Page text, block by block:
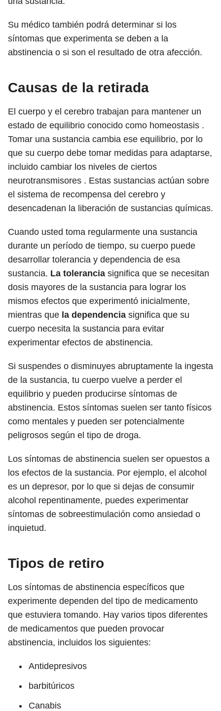
Su médico también podrá determinar si los
síntomas que experimenta se deben a la
abstinencia o si son el resultado de otra afección.
Causas de la retirada
El cuerpo y el cerebro trabajan para mantener un
estado de equilibrio conocido como homeostasis .
Tomar una sustancia cambia ese equilibrio, por lo
que su cuerpo debe tomar medidas para adaptarse,
incluido cambiar los niveles de ciertos
neurotransmisores . Estas sustancias actúan sobre
el sistema de recompensa del cerebro y
desencadenan la liberación de sustancias químicas.
Cuando usted toma regularmente una sustancia
durante un período de tiempo, su cuerpo puede
desarrollar tolerancia y dependencia de esa
sustancia. La tolerancia significa que se necesitan
dosis mayores de la sustancia para lograr los
mismos efectos que experimentó inicialmente,
mientras que la dependencia significa que su
cuerpo necesita la sustancia para evitar
experimentar efectos de abstinencia.
Si suspendes o disminuyes abruptamente la ingesta
de la sustancia, tu cuerpo vuelve a perder el
equilibrio y pueden producirse síntomas de
abstinencia. Estos síntomas suelen ser tanto físicos
como mentales y pueden ser potencialmente
peligrosos según el tipo de droga.
Los síntomas de abstinencia suelen ser opuestos a
los efectos de la sustancia. Por ejemplo, el alcohol
es un depresor, por lo que si dejas de consumir
alcohol repentinamente, puedes experimentar
síntomas de sobreestimulación como ansiedad o
inquietud.
Tipos de retiro
Los síntomas de abstinencia específicos que
experimente dependen del tipo de medicamento
que estuviera tomando. Hay varios tipos diferentes
de medicamentos que pueden provocar
abstinencia, incluidos los siguientes:
Antidepresivos
barbitúricos
Canabis